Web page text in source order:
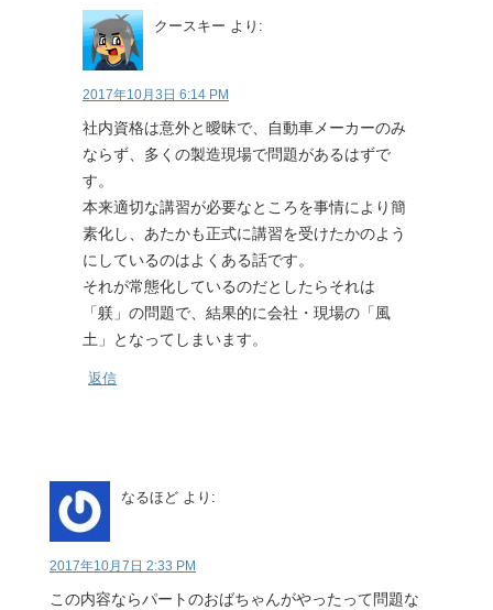
クースキー より:
2017年10月3日 6:14 PM
社内資格は意外と曖昧で、自動車メーカーのみ
ならず、多くの製造現場で問題があるはずで
す。
本来適切な講習が必要なところを事情により簡
素化し、あたかも正式に講習を受けたかのよう
にしているのはよくある話です。
それが常態化しているのだとしたらそれは
「躾」の問題で、結果的に会社・現場の「風
土」となってしまいます。
返信
なるほど より:
2017年10月7日 2:33 PM
この内容ならパートのおばちゃんがやったって問題な